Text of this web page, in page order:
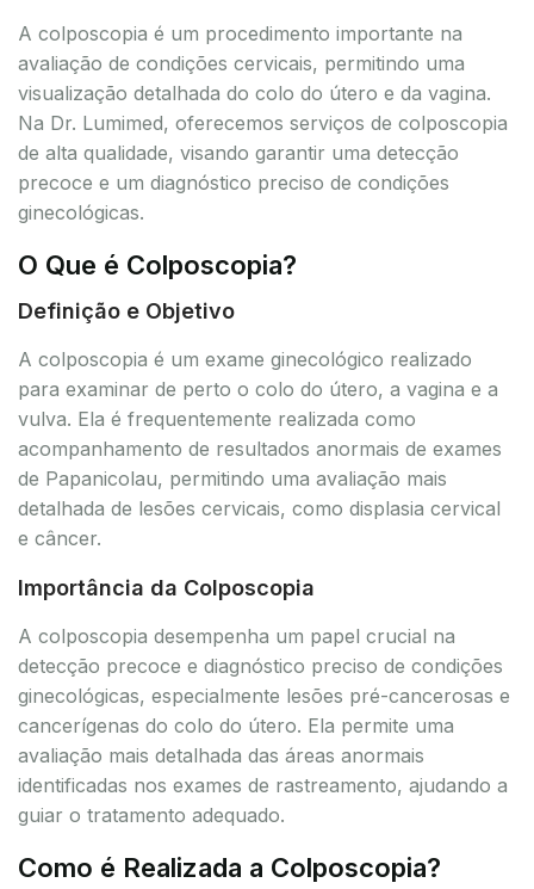
A colposcopia é um procedimento importante na
avaliação de condições cervicais, permitindo uma
visualização detalhada do colo do útero e da vagina.
Na Dr. Lumimed, oferecemos serviços de colposcopia
de alta qualidade, visando garantir uma detecção
precoce e um diagnóstico preciso de condições
ginecológicas.
O Que é Colposcopia?
Definição e Objetivo
A colposcopia é um exame ginecológico realizado
para examinar de perto o colo do útero, a vagina e a
vulva. Ela é frequentemente realizada como
acompanhamento de resultados anormais de exames
de Papanicolau, permitindo uma avaliação mais
detalhada de lesões cervicais, como displasia cervical
e câncer.
Importância da Colposcopia
A colposcopia desempenha um papel crucial na
detecção precoce e diagnóstico preciso de condições
ginecológicas, especialmente lesões pré-cancerosas e
cancerígenas do colo do útero. Ela permite uma
avaliação mais detalhada das áreas anormais
identificadas nos exames de rastreamento, ajudando a
guiar o tratamento adequado.
Como é Realizada a Colposcopia?